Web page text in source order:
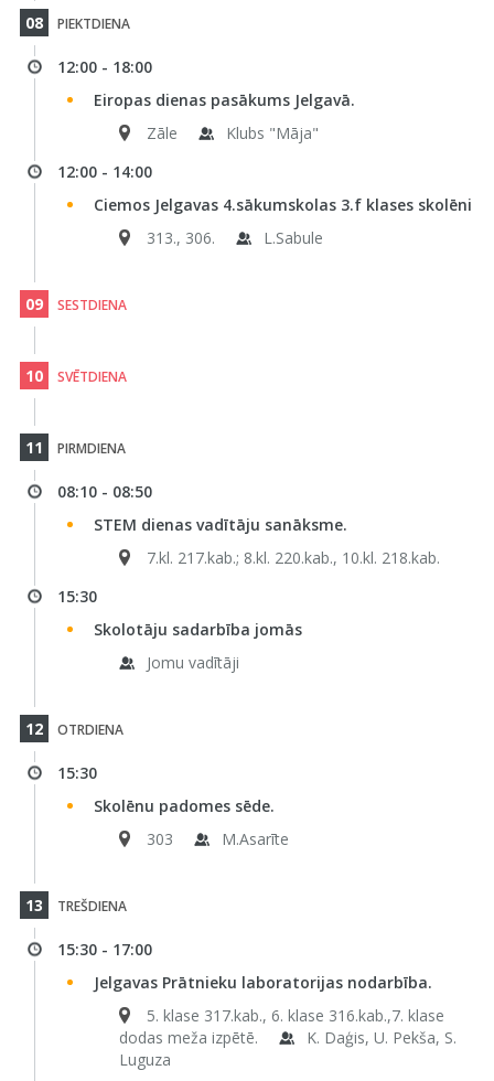
08 PIEKTDIENA
12:00 - 18:00
Eiropas dienas pasākums Jelgavā.
Zāle
Klubs "Māja"
12:00 - 14:00
Ciemos Jelgavas 4.sākumskolas 3.f klases skolēni
313., 306.
L.Sabule
09 SESTDIENA
10 SVĒTDIENA
11 PIRMDIENA
08:10 - 08:50
STEM dienas vadītāju sanāksme.
7.kl. 217.kab.; 8.kl. 220.kab., 10.kl. 218.kab.
15:30
Skolotāju sadarbība jomās
Jomu vadītāji
12 OTRDIENA
15:30
Skolēnu padomes sēde.
303
M.Asarīte
13 TREŠDIENA
15:30 - 17:00
Jelgavas Prātnieku laboratorijas nodarbība.
5. klase 317.kab., 6. klase 316.kab.,7. klase
dodas meža izpētē.
K. Daģis, U. Pekša, S.
Luguza